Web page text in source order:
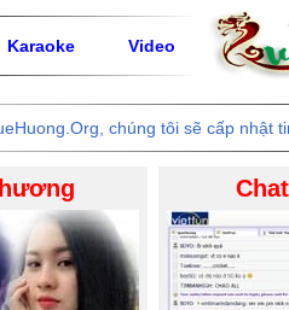
Karaoke Video
chúng tôi sẽ cấp nhật